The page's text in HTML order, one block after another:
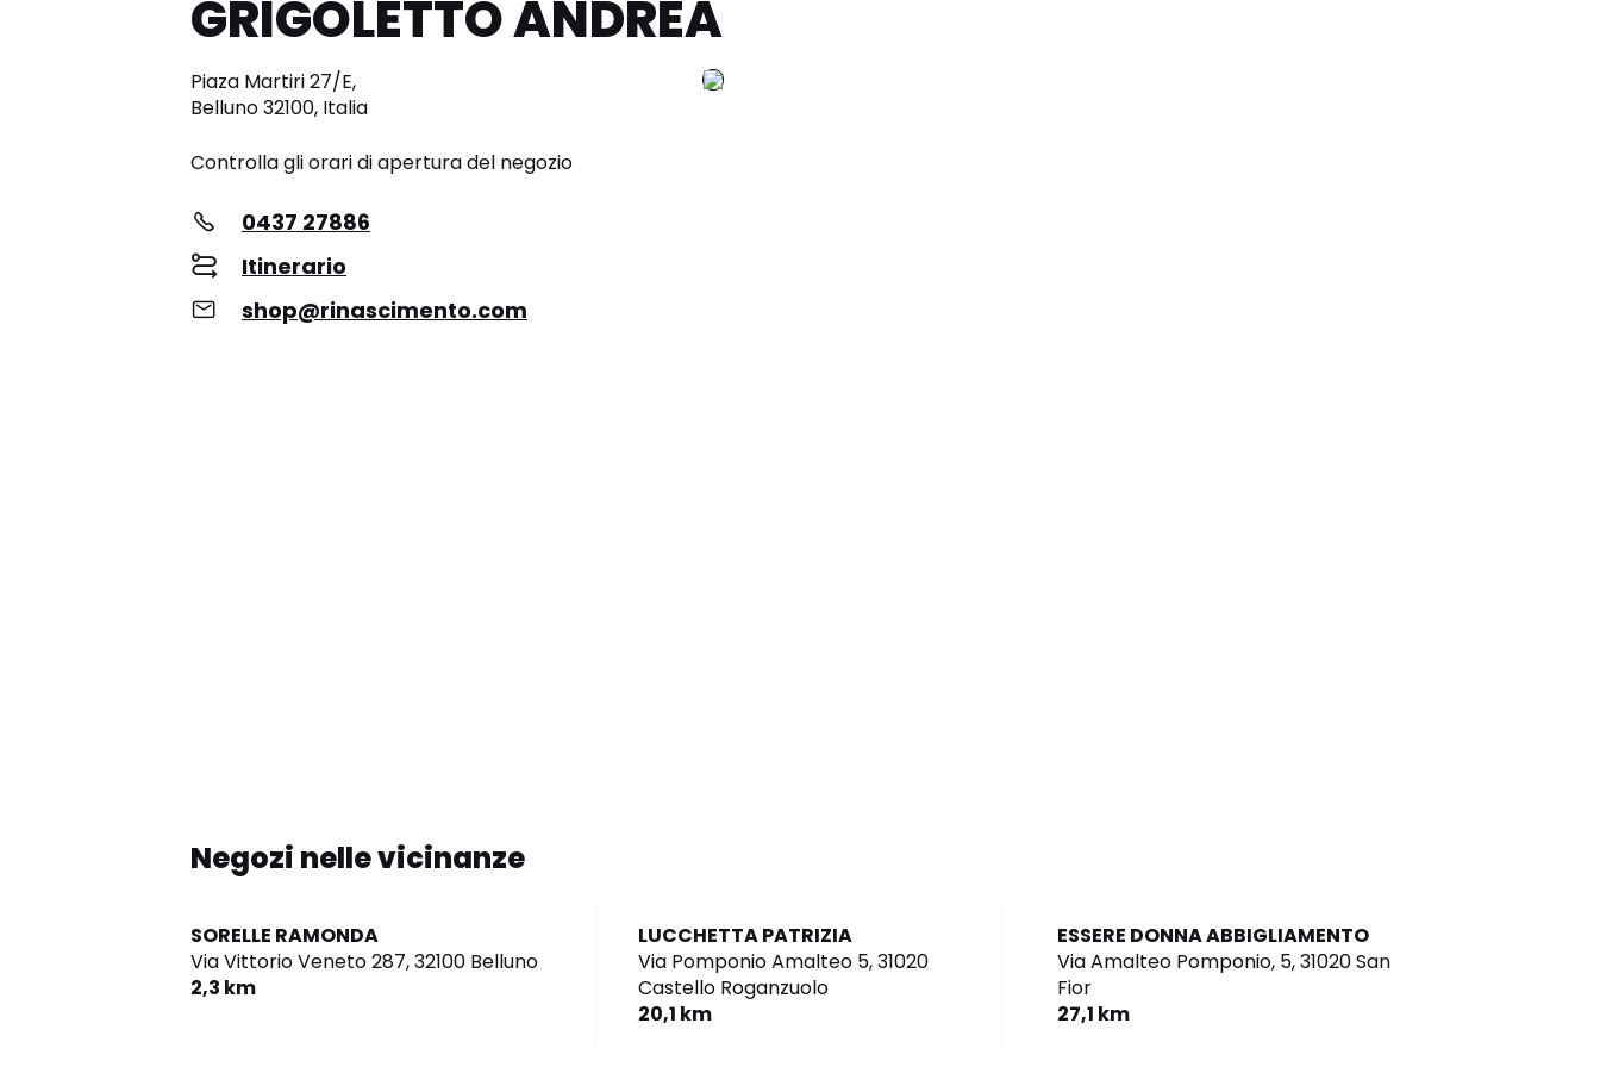
GRIGOLETTO ANDREA
Piaza Martiri 27/E,
Belluno 32100, Italia
Controlla gli orari di apertura del negozio
0437 27886
Itinerario
shop@rinascimento.com
Negozi nelle vicinanze
SORELLE RAMONDA
Via Vittorio Veneto 287,32100 Belluno
2,3 km
LUCCHETTA PATRIZIA
Via Pomponio Amalteo 5,31020
Castello Roganzuolo
20,1 km
ESSERE DONNA ABBIGLIAMENTO
Via Amalteo Pomponio, 5,31020 San
Fior
27,1 km